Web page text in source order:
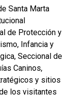
Santa Marta
de Protección y
Infancia y
Seccional de
Caninos,
y sitios
los visitantes